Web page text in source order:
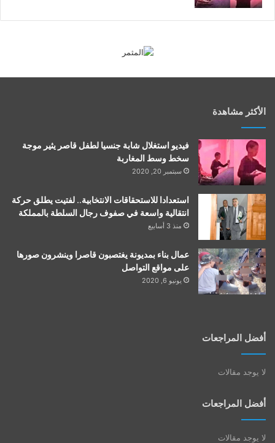
الأكثر مشاهدة
فيديو استغلال شابة جنسيا لطفل قاصر يثير موجة
سخط وسط المغاربة
سبتمبر 20, 2020
استعدادا للاستحقاقات الانتخابية.. لفتيت يطلق حركة
انتقالية واسعة في صفوف رجال السلطة بالمملكة
منذ 3 أسابيع
عمال بناء بمديونة يغتصبون قاصرا وينشرون صورها
على مواقع التواصل
يونيو 6, 2020
أفضل المراجعات
لا يوجد مقالات
أفضل المراجعات
لا يوجد مقالات